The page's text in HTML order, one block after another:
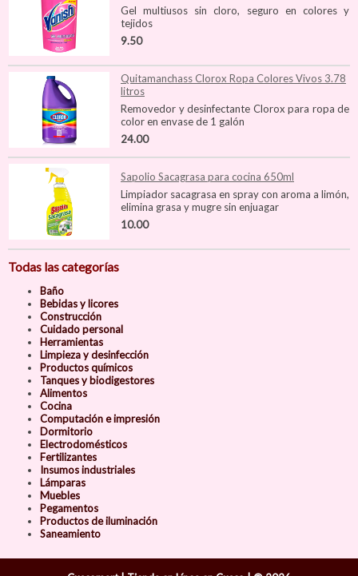
Gel multiusos sin cloro, seguro en colores y
tejidos
9.50
Quitamanchass Clorox Ropa Colores Vivos 3.78
litros
Removedor y desinfectante Clorox para ropa de
color en envase de 1 galón
24.00
Sapolio Sacagrasa para cocina 650ml
Limpiador sacagrasa en spray con aroma a limón,
elimina grasa y mugre sin enjuagar
10.00
Todas las categorías
Baño
Bebidas y licores
Construcción
Cuidado personal
Herramientas
Limpieza y desinfección
Productos químicos
Tanques y biodigestores
Alimentos
Cocina
Computación e impresión
Dormitorio
Electrodomésticos
Fertilizantes
Insumos industriales
Lámparas
Muebles
Pegamentos
Productos de iluminación
Saneamiento